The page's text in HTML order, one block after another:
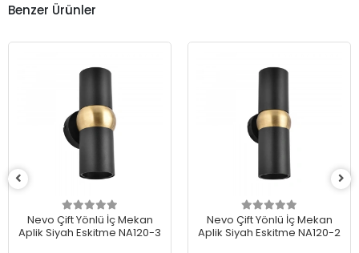
Benzer Ürünler
Nevo Çift Yönlü İç Mekan
Aplik Siyah Eskitme NA120-3
Nevo Çift Yönlü İç Mekan
Aplik Siyah Eskitme NA120-2